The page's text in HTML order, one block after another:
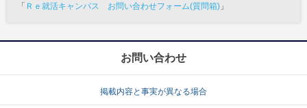
「 Ｒｅ就活キャンパス お問い合わせフォーム(質問箱) 」
お問い合わせ
掲載内容と事実が異なる場合